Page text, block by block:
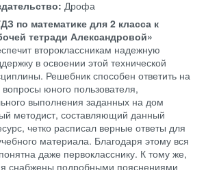
Дрофа
по математике для 2 класса к
тетради Александровой»
второклассникам надежную
в освоении этой технической
Решебник способен ответить на
вопросы юного пользователя,
выполнения заданных на дом
методист, составляющий данный
четко расписал верные ответы для
материала. Благодаря этому вся
даже первокласснику. К тому же,
снабжены подробными пояснениями